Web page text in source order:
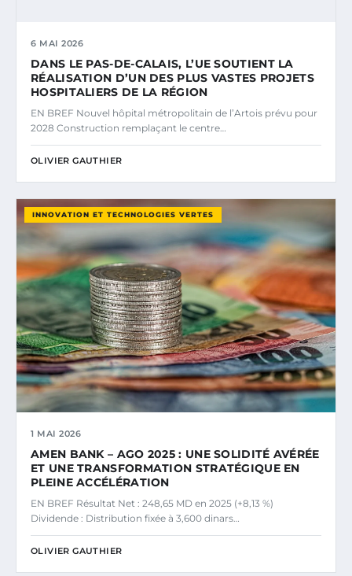
6 MAI 2026
DANS LE PAS-DE-CALAIS, L’UE SOUTIENT LA
RÉALISATION D’UN DES PLUS VASTES PROJETS
HOSPITALIERS DE LA RÉGION
EN BREF Nouvel hôpital métropolitain de l’Artois prévu pour
2028 Construction remplaçant le centre…
OLIVIER GAUTHIER
INNOVATION ET TECHNOLOGIES VERTES
1 MAI 2026
AMEN BANK – AGO 2025 : UNE SOLIDITÉ AVÉRÉE
ET UNE TRANSFORMATION STRATÉGIQUE EN
PLEINE ACCÉLÉRATION
EN BREF Résultat Net : 248,65 MD en 2025 (+8,13 %)
Dividende : Distribution fixée à 3,600 dinars…
OLIVIER GAUTHIER